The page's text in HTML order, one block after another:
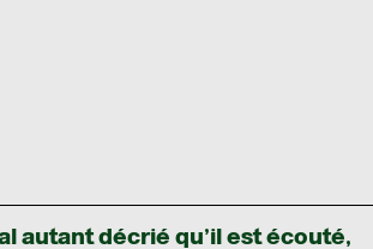
autant décrié qu’il est écouté,